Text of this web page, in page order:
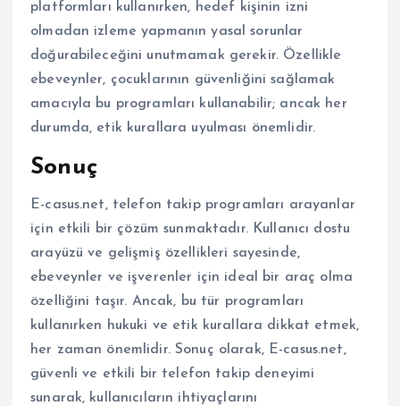
platformları kullanırken, hedef kişinin izni
olmadan izleme yapmanın yasal sorunlar
doğurabileceğini unutmamak gerekir. Özellikle
ebeveynler, çocuklarının güvenliğini sağlamak
amacıyla bu programları kullanabilir; ancak her
durumda, etik kurallara uyulması önemlidir.
Sonuç
E-casus.net, telefon takip programları arayanlar
için etkili bir çözüm sunmaktadır. Kullanıcı dostu
arayüzü ve gelişmiş özellikleri sayesinde,
ebeveynler ve işverenler için ideal bir araç olma
özelliğini taşır. Ancak, bu tür programları
kullanırken hukuki ve etik kurallara dikkat etmek,
her zaman önemlidir. Sonuç olarak, E-casus.net,
güvenli ve etkili bir telefon takip deneyimi
sunarak, kullanıcıların ihtiyaçlarını